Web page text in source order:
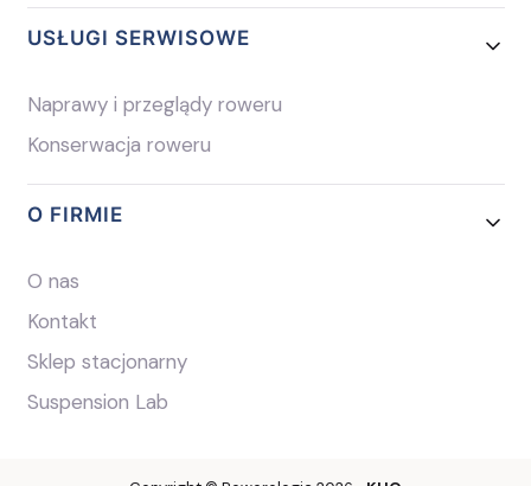
USŁUGI SERWISOWE
Naprawy i przeglądy roweru
Konserwacja roweru
O FIRMIE
O nas
Kontakt
Sklep stacjonarny
Suspension Lab